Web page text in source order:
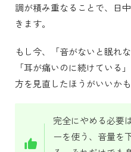
調が積み重なることで、日
きます。
もし今、「音がないと眠れ
「耳が痛いのに続けている
方を見直したほうがいいかも
完全にやめる必要
ーを使う、音量を